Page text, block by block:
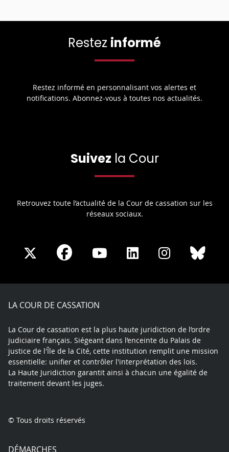
Restez informé
Restez informé en personnalisant vos alertes et
notifications. Abonnez-vous à toutes nos actualités.
Suivez la Cour
Retrouvez toute l’actualité de la Cour de cassation sur les
réseaux sociaux.
Share
X
Share
Facebook
Share
Youtube
Share
LinkedIn
Share
Instagram
LA COUR DE CASSATION
La Cour de cassation est la plus haute juridiction de l’ordre
judiciaire français. Siégeant dans l’enceinte du Palais de
justice de l'Île de la Cité, cette institution remplit une mission
essentielle: unifier et contrôler l'interprétation des lois.
La Haute Juridiction garantit ainsi à chacun une égalité de
traitement devant les juges.
© Tous droits réservés
DÉMARCHES